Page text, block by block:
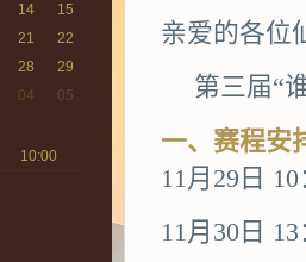
14
15
21
22
28
29
04 05
10:00
亲爱的各位
第三届“
一、赛程安
11月29日
11月30日